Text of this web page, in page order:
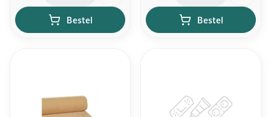
Bestel Bestel